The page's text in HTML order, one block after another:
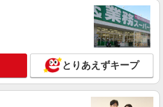
とりあえずキープ